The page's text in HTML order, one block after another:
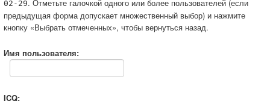
02-29. Отметьте галочкой одного или более пользователей (если
предыдущая форма допускает множественный выбор) и нажмите
кнопку «Выбрать отмеченных», чтобы вернуться назад.
Имя пользователя:
ICQ: